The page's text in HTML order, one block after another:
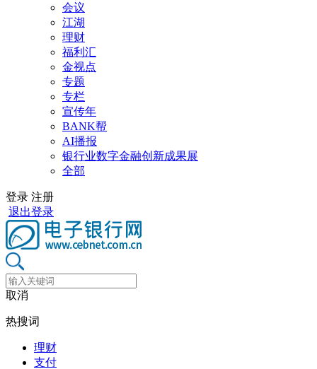
会议
江湖
理财
福利汇
金视点
专题
专栏
宣传年
BANK帮
AI播报
银行业数字金融创新成果展
全部
登录 注册
退出登录
取消
热搜词
理财
支付